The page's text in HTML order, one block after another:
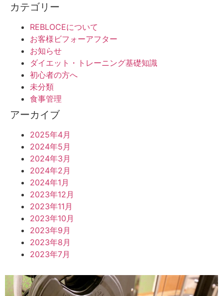
カテゴリー
REBLOCEについて
お客様ビフォーアフター
お知らせ
ダイエット・トレーニング基礎知識
初心者の方へ
未分類
食事管理
アーカイブ
2025年4月
2024年5月
2024年3月
2024年2月
2024年1月
2023年12月
2023年11月
2023年10月
2023年9月
2023年8月
2023年7月